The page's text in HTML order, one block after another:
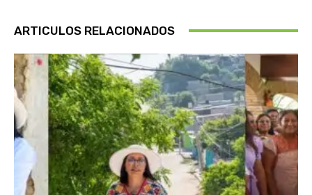
ARTICULOS RELACIONADOS